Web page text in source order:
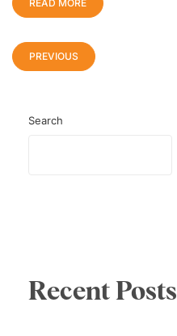
READ MORE
PREVIOUS
Search
Recent Posts